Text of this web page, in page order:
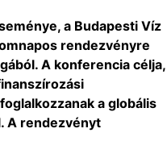
a Budapesti Víz
rendezvényre
A konferencia célja,
a globális
A rendezvényt